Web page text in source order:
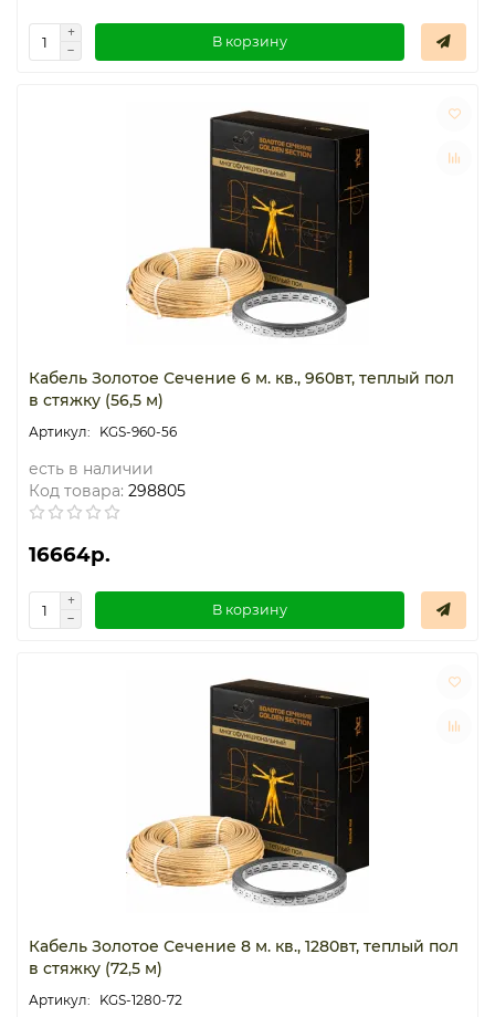
В корзину
Кабель Золотое Сечение 6 м. кв., 960вт, теплый пол
в стяжку (56,5 м)
KGS-960-56
есть в наличии
Код товара: 298805
16664р.
В корзину
Кабель Золотое Сечение 8 м. кв., 1280вт, теплый пол
в стяжку (72,5 м)
KGS-1280-72